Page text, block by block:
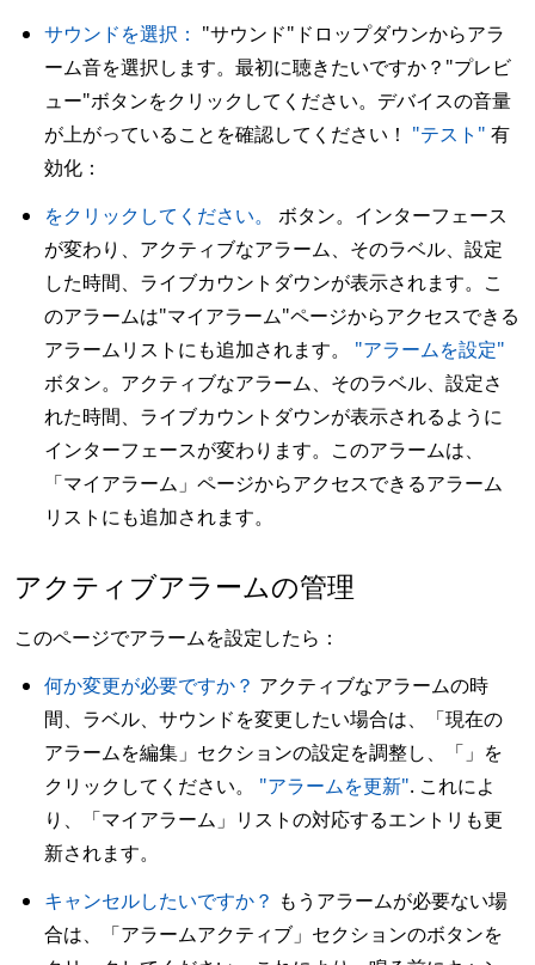
サウンドを選択： "サウンド"ドロップダウンからアラ
ーム音を選択します。最初に聴きたいですか？"プレビ
ュー"ボタンをクリックしてください。デバイスの音量
が上がっていることを確認してください！ "テスト" 有
効化：
をクリックしてください。
ボタン。インターフェース
が変わり、アクティブなアラーム、そのラベル、設定
した時間、ライブカウントダウンが表示されます。こ
のアラームは"マイアラーム"ページからアクセスできる
アラームリストにも追加されます。 "アラームを設定"
ボタン。アクティブなアラーム、そのラベル、設定さ
れた時間、ライブカウントダウンが表示されるように
インターフェースが変わります。このアラームは、
「マイアラーム」ページからアクセスできるアラーム
リストにも追加されます。
アクティブアラームの管理
このページでアラームを設定したら：
何か変更が必要ですか？ アクティブなアラームの時
間、ラベル、サウンドを変更したい場合は、「現在の
アラームを編集」セクションの設定を調整し、「」を
クリックしてください。 "アラームを更新". これによ
り、「マイアラーム」リストの対応するエントリも更
新されます。
キャンセルしたいですか？ もうアラームが必要ない場
合は、「アラームアクティブ」セクションのボタンを